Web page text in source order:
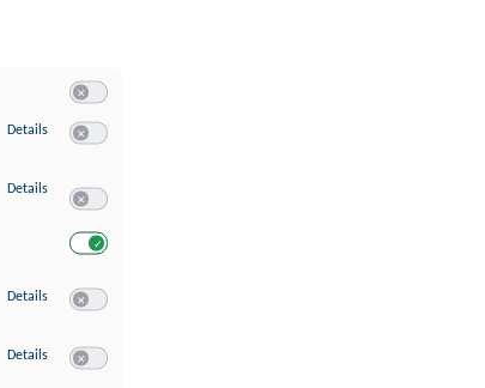
Details zu Speichern von oder Zugriff auf Informationen auf einem Endgerät
Details zu Verwendung reduzierter Daten zur Auswahl von Werbeanzeigen
Details zu Erstellung von Profilen für personalisierte Werbung
Details zu Verwendung von Profilen zur Auswahl personalisierter Werbung